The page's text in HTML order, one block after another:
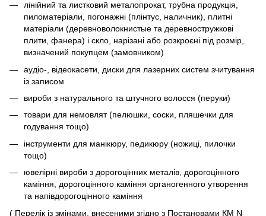
лінійний та листковий металопрокат, трубна продукція,
пиломатеріали, погонажні (плінтус, наличник), плитні
матеріали (деревноволокнистые та деревностружкові
плити, фанера) і скло, нарізані або розкроєні під розмір,
визначений покупцем (замовником)
аудіо-, відеокасети, диски для лазерних систем зчитування
із записом
вироби з натурального та штучного волосся (перуки)
товари для немовлят (пелюшки, соски, пляшечки для
годування тощо)
інструменти для манікюру, педикюру (ножиці, пилочки
тощо)
ювелірні вироби з дорогоцінних металів, дорогоцінного
каміння, дорогоцінного каміння органогенного утворення
та напівдорогоцінного каміння
( Перелік із змінами, внесеними згідно з Постановами КМ N